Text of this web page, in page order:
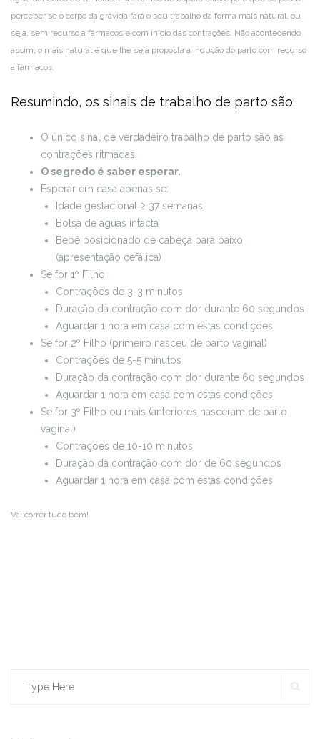
perceber se o corpo da grávida fará o seu trabalho da forma mais natural, ou
seja, sem recurso a fármacos e com início das contrações. Não acontecendo
assim, o mais natural é que lhe seja proposta a indução do parto com recurso
a fármacos.
Resumindo, os sinais de trabalho de parto são:
O único sinal de verdadeiro trabalho de parto são as
contrações ritmadas.
O segredo é saber esperar.
Esperar em casa apenas se:
Idade gestacional ≥ 37 semanas
Bolsa de águas intacta
Bebé posicionado de cabeça para baixo
(apresentação cefálica)
Se for 1º Filho
Contrações de 3-3 minutos
Duração da contração com dor durante 60 segundos
Aguardar 1 hora em casa com estas condições
Se for 2º Filho (primeiro nasceu de parto vaginal)
Contrações de 5-5 minutos
Duração da contração com dor durante 60 segundos
Aguardar 1 hora em casa com estas condições
Se for 3º Filho ou mais (anteriores nasceram de parto
vaginal)
Contrações de 10-10 minutos
Duração da contração com dor de 60 segundos
Aguardar 1 hora em casa com estas condições
Vai correr tudo bem!
Search